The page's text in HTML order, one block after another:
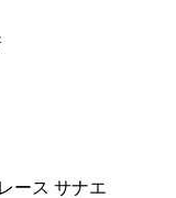
ース サナエ